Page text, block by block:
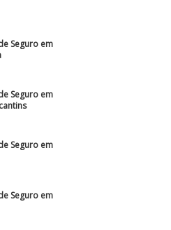
Seguro em
Seguro em
Seguro em
Seguro em